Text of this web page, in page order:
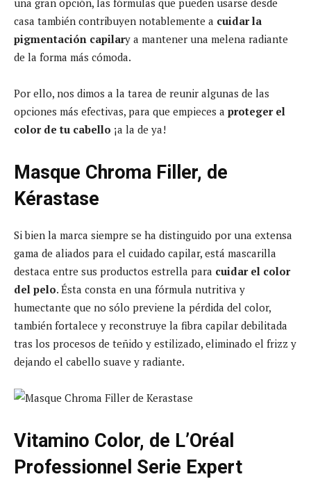
casa también contribuyen notablemente a cuidar la
pigmentación capilary a mantener una melena radiante
de la forma más cómoda.
Por ello, nos dimos a la tarea de reunir algunas de las
opciones más efectivas, para que empieces a proteger el
color de tu cabello ¡a la de ya!
Masque Chroma Filler, de
Kérastase
Si bien la marca siempre se ha distinguido por una extensa
gama de aliados para el cuidado capilar, está mascarilla
destaca entre sus productos estrella para cuidar el color
del pelo. Ésta consta en una fórmula nutritiva y
humectante que no sólo previene la pérdida del color,
también fortalece y reconstruye la fibra capilar debilitada
tras los procesos de teñido y estilizado, eliminado el frizz y
dejando el cabello suave y radiante.
Vitamino Color, de L’Oréal
Professionnel Serie Expert